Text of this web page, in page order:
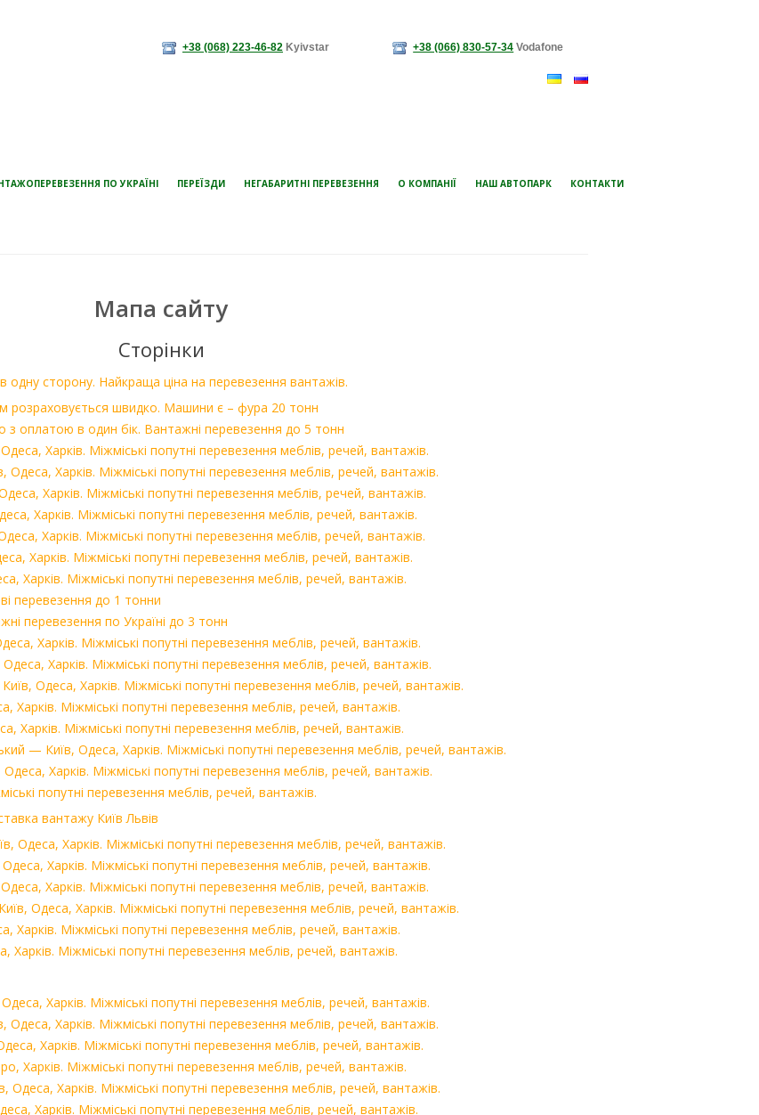
+38 (068) 223-46-82 Kyivstar +38 (066) 830-57-34 Vodafone
ПО УКРАЇНІ ПЕРЕЇЗДИ НЕГАБАРИТНІ ПЕРЕВЕЗЕННЯ О КОМПАНІЇ НАШ АВТОПАРК КОНТАКТИ
Мапа сайту
Сторінки
одну сторону. Найкраща ціна на перевезення вантажів.
розраховується швидко. Машини є – фура 20 тонн
з оплатою в один бік. Вантажні перевезення до 5 тонн
Харків. Міжміські попутні перевезення меблів, речей, вантажів.
Харків. Міжміські попутні перевезення меблів, речей, вантажів.
Харків. Міжміські попутні перевезення меблів, речей, вантажів.
Харків. Міжміські попутні перевезення меблів, речей, вантажів.
Харків. Міжміські попутні перевезення меблів, речей, вантажів.
Харків. Міжміські попутні перевезення меблів, речей, вантажів.
Харків. Міжміські попутні перевезення меблів, речей, вантажів.
перевезення до 1 тонни
перевезення по Україні до 3 тонн
Харків. Міжміські попутні перевезення меблів, речей, вантажів.
Харків. Міжміські попутні перевезення меблів, речей, вантажів.
Одеса, Харків. Міжміські попутні перевезення меблів, речей, вантажів.
Харків. Міжміські попутні перевезення меблів, речей, вантажів.
Міжміські попутні перевезення меблів, речей, вантажів.
— Київ, Одеса, Харків. Міжміські попутні перевезення меблів, речей, вантажів.
Харків. Міжміські попутні перевезення меблів, речей, вантажів.
попутні перевезення меблів, речей, вантажів.
вантажу Київ Львів
Харків. Міжміські попутні перевезення меблів, речей, вантажів.
Харків. Міжміські попутні перевезення меблів, речей, вантажів.
Харків. Міжміські попутні перевезення меблів, речей, вантажів.
Одеса, Харків. Міжміські попутні перевезення меблів, речей, вантажів.
Міжміські попутні перевезення меблів, речей, вантажів.
Міжміські попутні перевезення меблів, речей, вантажів.
Харків. Міжміські попутні перевезення меблів, речей, вантажів.
Харків. Міжміські попутні перевезення меблів, речей, вантажів.
Харків. Міжміські попутні перевезення меблів, речей, вантажів.
Харків. Міжміські попутні перевезення меблів, речей, вантажів.
Харків. Міжміські попутні перевезення меблів, речей, вантажів.
Харків. Міжміські попутні перевезення меблів, речей, вантажів.